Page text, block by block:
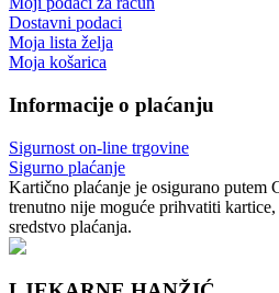
Dostavni podaci
Moja lista želja
Moja košarica
Informacije o plaćanju
Sigurnost on-line trgovine
Sigurno plaćanje
Kartično plaćanje je osigurano putem
trenutno nije moguće prihvatiti
sredstvo plaćanja.